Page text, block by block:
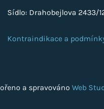
Sídlo: Drahobejlova 2433/
Kontraindikace a
a spravováno Web